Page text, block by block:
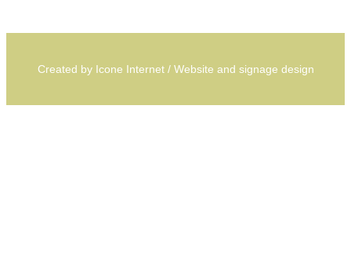
Created by Icone Internet/ Website and signage design